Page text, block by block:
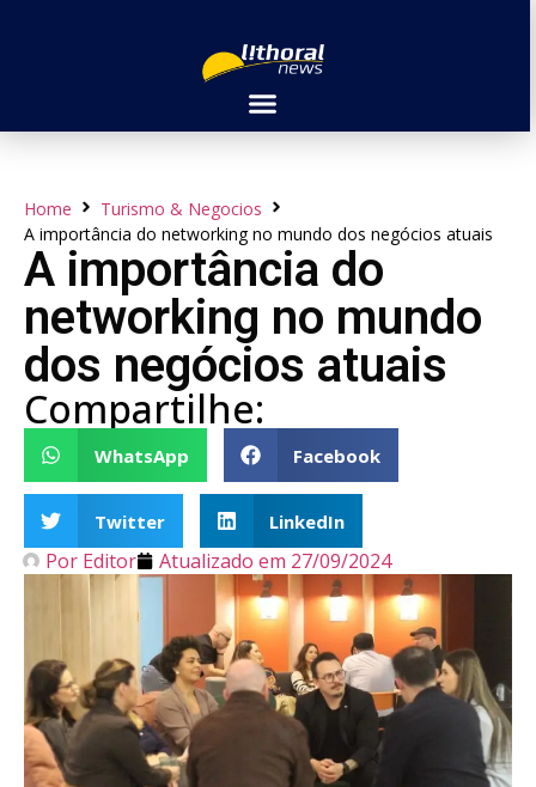
Home
Turismo & Negocios
A importância do networking no mundo dos negócios atuais
A importância do
networking no mundo
dos negócios atuais
Compartilhe:
WhatsApp Facebook
Twitter LinkedIn
Por Editor Atualizado em 27/09/2024